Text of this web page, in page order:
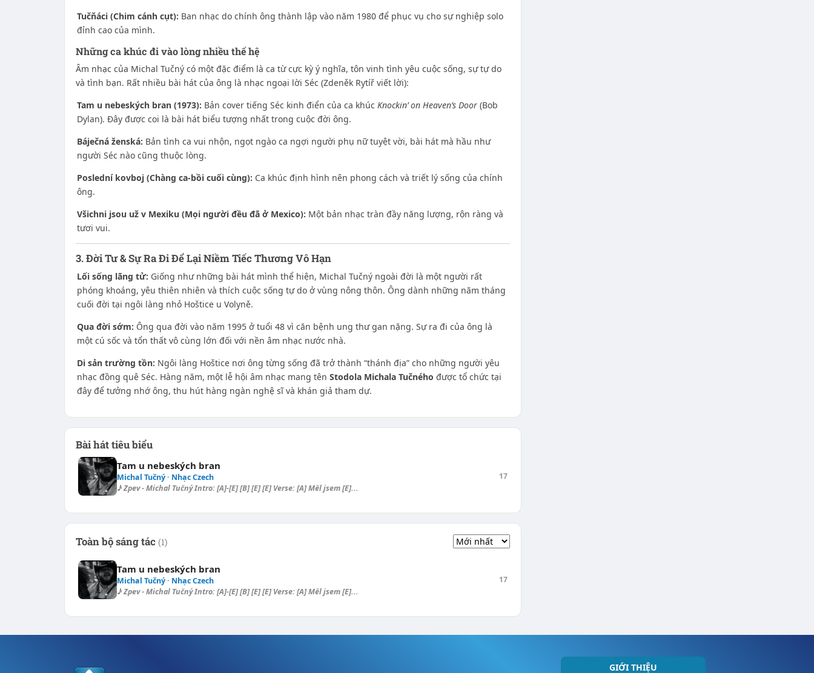
Tučňáci (Chim cánh cụt): Ban nhạc do chính ông thành lập vào năm 1980 để phục vụ cho sự nghiệp solo
đỉnh cao của mình.
Những ca khúc đi vào lòng nhiều thế hệ
Âm nhạc của Michal Tučný có một đặc điểm là ca từ cực kỳ ý nghĩa, tôn vinh tình yêu cuộc sống, sự tự do
và tình bạn. Rất nhiều bài hát của ông là nhạc ngoại lời Séc (Zdeněk Rytíř viết lời):
Tam u nebeských bran (1973): Bản cover tiếng Séc kinh điển của ca khúc Knockin’ on Heaven’s Door(Bob
Dylan). Đây được coi là bài hát biểu tượng nhất trong cuộc đời ông.
Báječná ženská: Bản tình ca vui nhộn, ngọt ngào ca ngợi người phụ nữ tuyệt vời, bài hát mà hầu như
người Séc nào cũng thuộc lòng.
Poslední kovboj (Chàng ca-bồi cuối cùng): Ca khúc định hình nên phong cách và triết lý sống của chính
ông.
Všichni jsou už v Mexiku (Mọi người đều đã ở Mexico): Một bản nhạc tràn đầy năng lượng, rộn ràng và
tươi vui.
3. Đời Tư & Sự Ra Đi Để Lại Niềm Tiếc Thương Vô Hạn
Lối sống lãng tử: Giống như những bài hát mình thể hiện, Michal Tučný ngoài đời là một người rất
phóng khoáng, yêu thiên nhiên và thích cuộc sống tự do ở vùng nông thôn. Ông dành những năm tháng
cuối đời tại ngôi làng nhỏ Hoštice u Volyně.
Qua đời sớm: Ông qua đời vào năm 1995 ở tuổi 48 vì căn bệnh ung thư gan nặng. Sự ra đi của ông là
một cú sốc và tổn thất vô cùng lớn đối với nền âm nhạc nước nhà.
Di sản trường tồn: Ngôi làng Hoštice nơi ông từng sống đã trở thành “thánh địa” cho những người yêu
nhạc đồng quê Séc. Hàng năm, một lễ hội âm nhạc mang tên Stodola Michala Tučného được tổ chức tại
đây để tưởng nhớ ông, thu hút hàng ngàn nghệ sĩ và khán giả tham dự.
Bài hát tiêu biểu
Tam u nebeských bran
Michal Tučný · Nhạc Czech
♪ Zpev - Michal Tučný Intro: [A]-[E] [B] [E] [E] Verse: [A] Měl jsem [E]...
17
Toàn bộ sáng tác (1)
Tam u nebeských bran
Michal Tučný · Nhạc Czech
♪ Zpev - Michal Tučný Intro: [A]-[E] [B] [E] [E] Verse: [A] Měl jsem [E]...
17
GIỚI THIỆU